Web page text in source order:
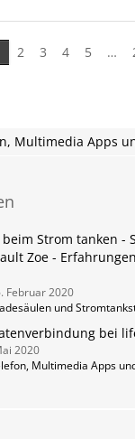
2 3 4 5 …
Multimedia Apps
Strom tanken -
Zoe -
Februar 2020
und
bei
2020
Multimedia Apps